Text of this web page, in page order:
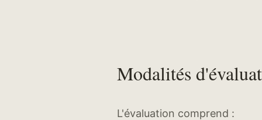
Modalités
L'évaluation comprend :